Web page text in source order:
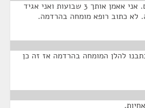
מה שכתוב פה זה כלום. אני אאמן אותך 3 שבועות ואני אגיד
לא כתוב רופא מומחה בהרדמה.
להלן המומחה בהרדמה אז זה כן